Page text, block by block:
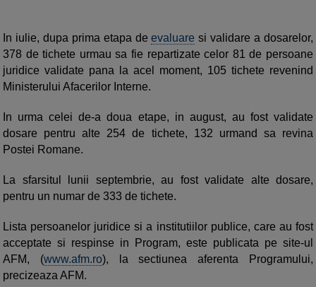
In iulie, dupa prima etapa deevaluare si validare a dosarelor,
378 de tichete urmau sa fie repartizate celor 81 de persoane
juridice validate pana la acel moment, 105 tichete revenind
Ministerului Afacerilor Interne.
In urma celei de-a doua etape, in august, au fost validate
dosare pentru alte 254 de tichete, 132 urmand sa revina
Postei Romane.
La sfarsitul lunii septembrie, au fost validate alte dosare,
pentru un numar de 333 de tichete.
Lista persoanelor juridice si a institutiilor publice, care au fost
acceptate si respinse in Program, este publicata pe site-ul
AFM, (www.afm.ro), la sectiunea aferenta Programului,
precizeaza AFM.